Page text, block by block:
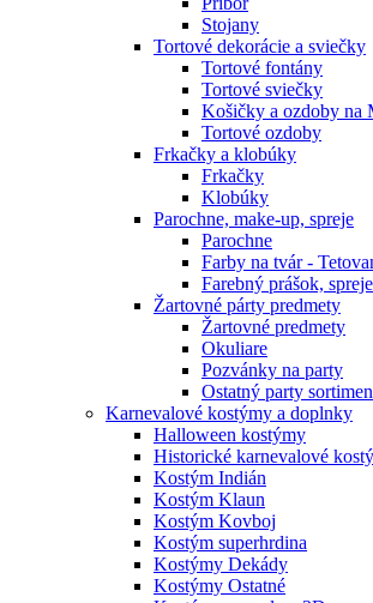
Stojany
Tortové dekorácie a sviečky
Tortové fontány
Tortové sviečky
Košičky a ozdoby na
Tortové ozdoby
Frkačky a klobúky
Frkačky
Klobúky
Parochne, make-up, spreje
Parochne
Farby na tvár -
Farebný prášok,
Žartovné párty predmety
Žartovné predmety
Okuliare
Pozvánky na party
Ostatný party
Karnevalové kostýmy a doplnky
Halloween kostýmy
Historické karnevalové
Kostým Indián
Kostým Klaun
Kostým Kovboj
Kostým superhrdina
Kostýmy Dekády
Kostýmy Ostatné